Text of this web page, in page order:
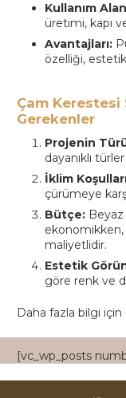
Kullanım
üretimi, kapı
Avantajları:
özelliği,
Çam
Gerekenler
Projenin
dayanıklı
İklim
çürümeye
Bütçe:
ekonomikken,
maliyetlidir.
Estetik
göre renk ve
Daha fazla bilgi için
[vc_wp_posts